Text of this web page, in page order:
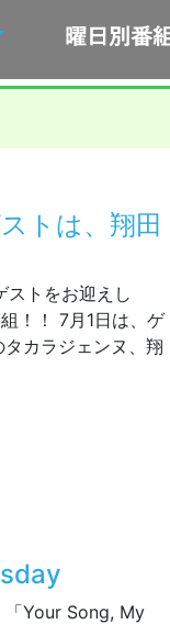
トは、翔田
ストをお迎えし
！！ 7月1日は、ゲ
カラジェンヌ、翔
「Your Song, My